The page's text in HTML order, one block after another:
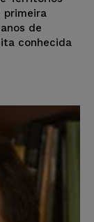
primeira
de
conhecida